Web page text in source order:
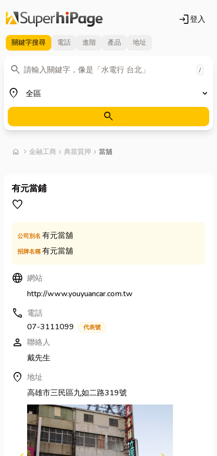
login登入
關鍵字搜尋 電話 進階 產品 地址
search
關鍵字 /
place
地區
search
home chevron_right 首頁
金融工商 chevron_right 典當質押 chevron_right 當舖
有元當鋪
favorite
公司別名 有元當舖
招牌名稱有元當舖
Language 網站
http://www.youyuancar.com.tw
call 電話
07-3111099
代表號
person 聯絡人
戴先生
location_on 地址
高雄市三民區九如二路319號